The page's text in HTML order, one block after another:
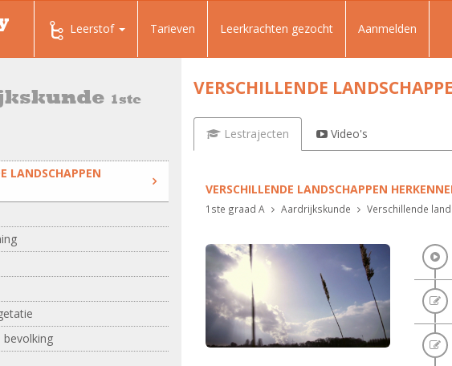
Leerstof Tarieven Leerkrachten gezocht Aanmelden
1ste
LANDSCHAPPEN
VERSCHILLENDE
Lestrajecten Video's
VERSCHILLENDE LANDSCHAPPEN
1ste graad A Aardrijkskunde Verschillende